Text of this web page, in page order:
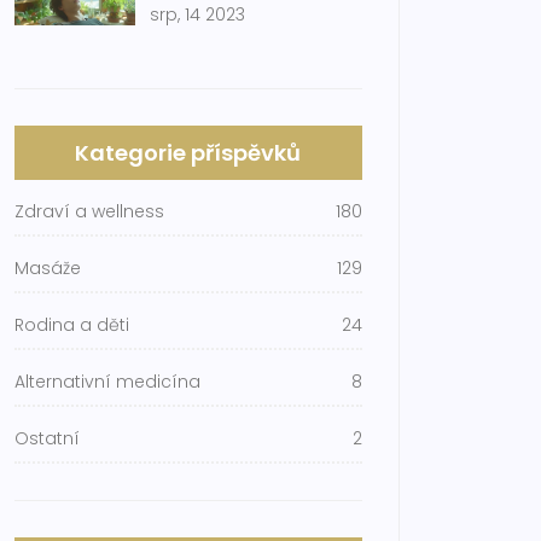
srp, 14 2023
Kategorie příspěvků
Zdraví a wellness 180
Masáže 129
Rodina a děti 24
Alternativní medicína 8
Ostatní 2